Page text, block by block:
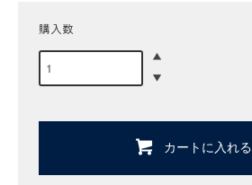
購入数
カートに入れる